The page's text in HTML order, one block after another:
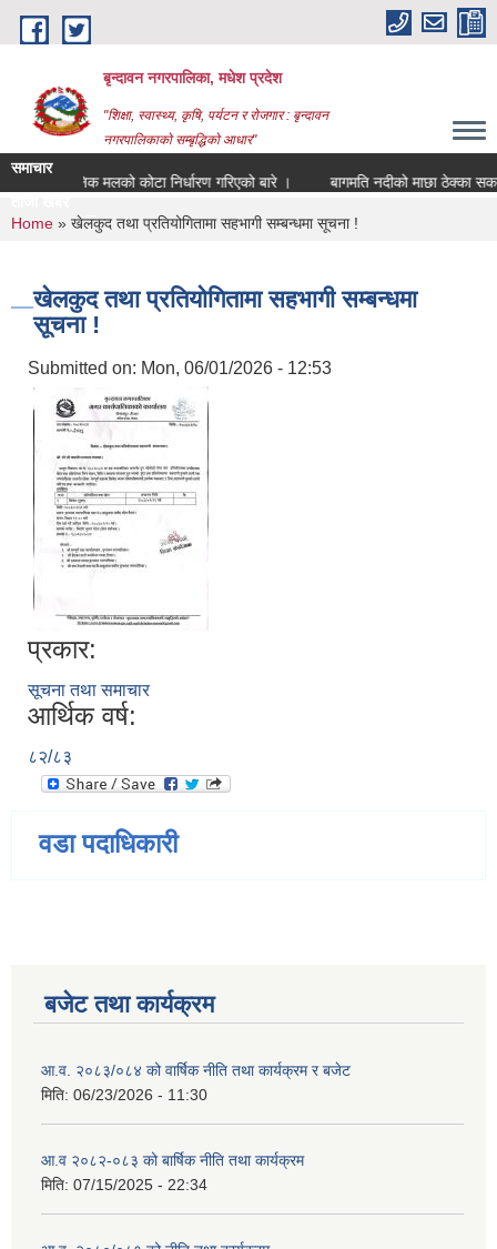
Skip to main content
बृन्दावन नगरपालिका, मधेश प्रदेश
"शिक्षा, स्वास्थ्य, कृषि, पर्यटन र रोजगार : बृन्दावन
नगरपालिकाको सम्बृद्धिको आधार"
समाचार
रासायनिक मलको कोटा निर्धारण गरिएको बारे ।
बागमति नदीको माछा ठेक्का
You are here
Home » खेलकुद तथा प्रतियोगितामा सहभागी सम्बन्धमा सूचना !
खेलकुद तथा प्रतियोगितामा सहभागी सम्बन्धमा
सूचना !
Submitted on: Mon, 06/01/2026 - 12:53
प्रकार:
सूचना तथा समाचार
आर्थिक वर्ष:
८२/८३
वडा पदाधिकारी
बजेट तथा कार्यक्रम
आ.व. २०८३/०८४ को वार्षिक नीति तथा कार्यक्रम र बजेट
मिति: 06/23/2026 - 11:30
आ.व २०८२-०८३ को बार्षिक नीति तथा कार्यक्रम
मिति: 07/15/2025 - 22:34